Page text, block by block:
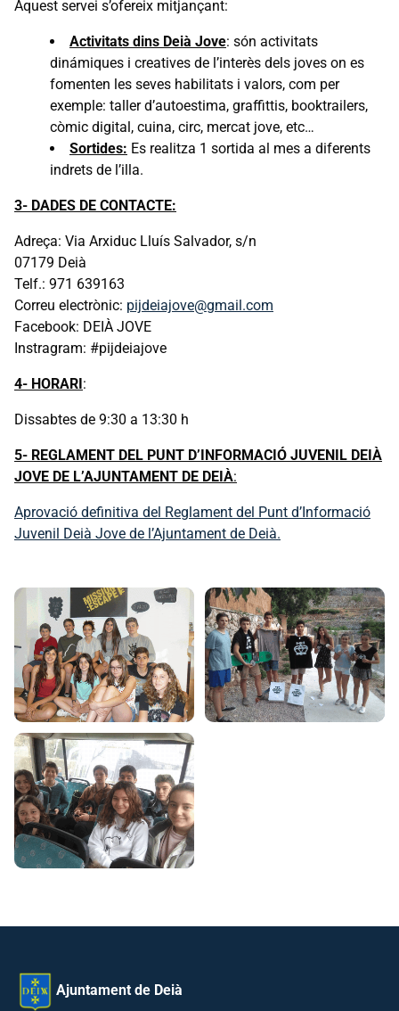
Aquest servei s’ofereix mitjançant:
Activitats dins Deià Jove: són activitats
dinámiques i creatives de l’interès dels joves on es
fomenten les seves habilitats i valors, com per
exemple: taller d’autoestima, graffittis, booktrailers,
còmic digital, cuina, circ, mercat jove, etc…
Sortides: Es realitza 1 sortida al mes a diferents
indrets de l’illa.
3- DADES DE CONTACTE:
Adreça: Via Arxiduc Lluís Salvador, s/n
07179 Deià
Telf.: 971 639163
Correu electrònic: pijdeiajove@gmail.com
Facebook: DEIÀ JOVE
Instragram: #pijdeiajove
4- HORARI:
Dissabtes de 9:30 a 13:30 h
5- REGLAMENT DEL PUNT D’INFORMACIÓ JUVENIL DEIÀ
JOVE DE L’AJUNTAMENT DE DEIÀ:
Aprovació definitiva del Reglament del Punt d’Informació
Juvenil Deià Jove de l’Ajuntament de Deià.
Galeria d'imatges
Ajuntament de Deià